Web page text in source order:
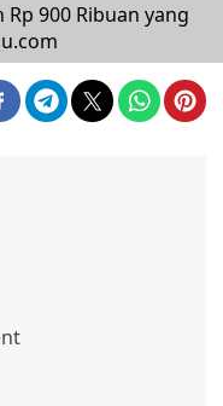
900 Ribuan yang